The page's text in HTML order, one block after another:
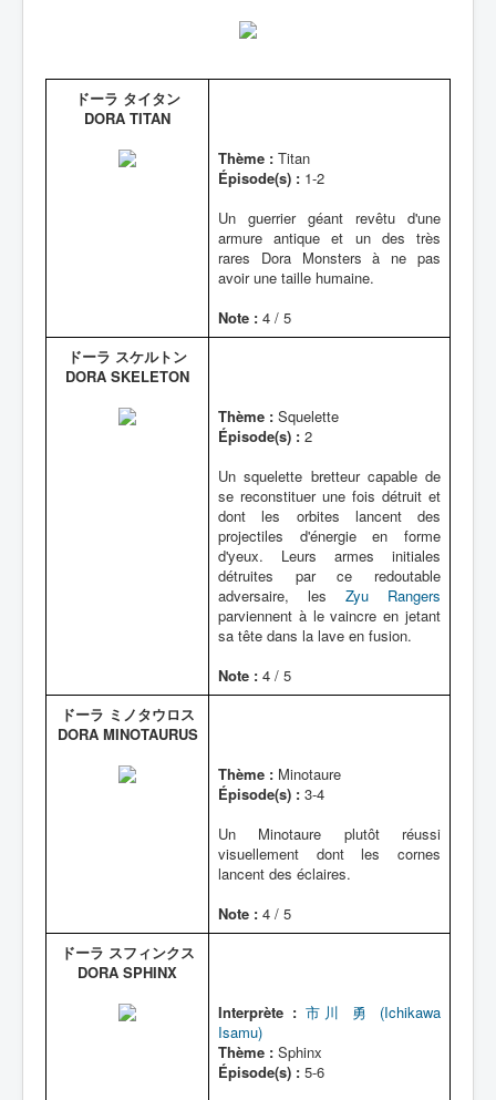
ドーラ タイタン
DORA TITAN
Thème : Titan
Épisode(s) : 1-2
Un guerrier géant revêtu d'une
armure antique et un des très
rares Dora Monsters à ne pas
avoir une taille humaine.
Note : 4 / 5
ドーラ スケルトン
DORA SKELETON
Thème : Squelette
Épisode(s) : 2
Un squelette bretteur capable de
se reconstituer une fois détruit et
dont les orbites lancent des
projectiles d'énergie en forme
d'yeux. Leurs armes initiales
détruites par ce redoutable
adversaire, les Zyu Rangers
parviennent à le vaincre en jetant
sa tête dans la lave en fusion.
Note : 4 / 5
ドーラ ミノタウロス
DORA MINOTAURUS
Thème : Minotaure
Épisode(s) : 3-4
Un Minotaure plutôt réussi
visuellement dont les cornes
lancent des éclaires.
Note : 4 / 5
ドーラ スフィンクス
DORA SPHINX
Interprète : 市川 勇 (Ichikawa
Isamu)
Thème : Sphinx
Épisode(s) : 5-6